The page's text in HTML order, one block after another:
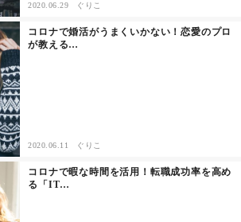
2020.06.29 ぐりこ
コロナで婚活がうまくいかない！恋愛のプロ
が教える…
2020.06.11 ぐりこ
コロナで暇な時間を活用！転職成功率を高め
る「IT…